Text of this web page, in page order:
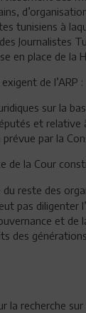
tunisiens à
Journalistes
en place de la
de l’ARP :
sur la
et
par la
de la Cour
du reste des
pas diligenter
et
des
la recherche